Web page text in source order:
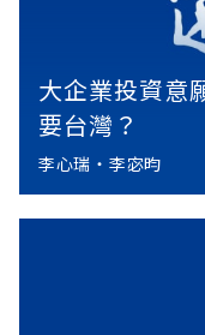
大企業投資意
要台灣？
李心瑞‧李宓昀